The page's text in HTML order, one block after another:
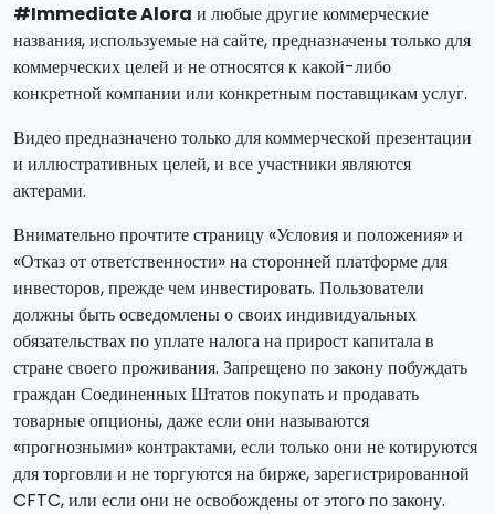
#Immediate Alora и любые другие коммерческие
названия, используемые на сайте, предназначены только для
коммерческих целей и не относятся к какой-либо
конкретной компании или конкретным поставщикам услуг.
Видео предназначено только для коммерческой презентации
и иллюстративных целей, и все участники являются
актерами.
Внимательно прочтите страницу «Условия и положения» и
«Отказ от ответственности» на сторонней платформе для
инвесторов, прежде чем инвестировать. Пользователи
должны быть осведомлены о своих индивидуальных
обязательствах по уплате налога на прирост капитала в
стране своего проживания. Запрещено по закону побуждать
граждан Соединенных Штатов покупать и продавать
товарные опционы, даже если они называются
«прогнозными» контрактами, если только они не котируются
для торговли и не торгуются на бирже, зарегистрированной
CFTC, или если они не освобождены от этого по закону.